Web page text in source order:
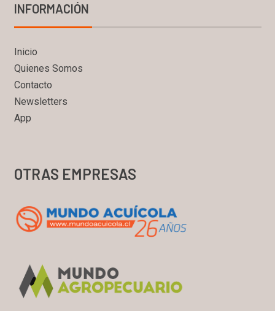
INFORMACIÓN
Inicio
Quienes Somos
Contacto
Newsletters
App
OTRAS EMPRESAS